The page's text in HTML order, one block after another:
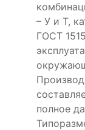
– У и Т,
ГОСТ
полное